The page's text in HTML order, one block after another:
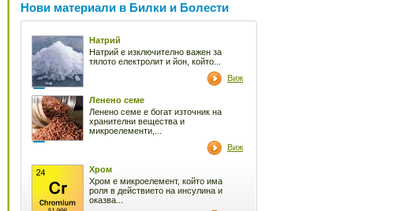
Нови материали в Билки и Болести
Натрий
Натрий е изключително важен за
тялото електролит и йон, който...
Виж
Ленено семе
Ленено семе е богат източник на
хранителни вещества и
микроелементи,...
Виж
Хром
Хром е микроелемент, който има
роля в действието на инсулина и
оказва...